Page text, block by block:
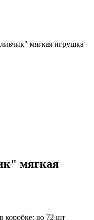
мягкая игрушка
мягкая
коробке: до 72 шт